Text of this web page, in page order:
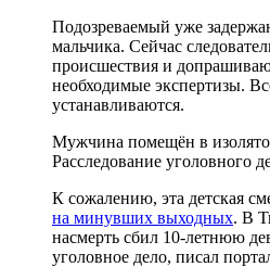
Подозреваемый уже
мальчика. Сейчас
происшествия и
необходимые экспертизы.
устанавливаются.
Мужчина помещён в
Расследование уголовного
К сожалению, эта детская
на минувших выходных. В
насмерть сбил 10-летнюю
уголовное дело, писал